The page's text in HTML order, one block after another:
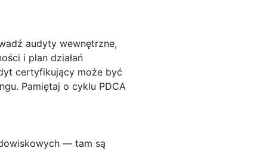
audyty wewnętrzne,
i plan działań
certyfikujący może być
Pamiętaj o cyklu PDCA
— tam są